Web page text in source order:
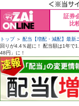
証券
比
トップ＞ 配当【増配・減配】最新
回りが4.4％超に！ 配当額は1年で
48円」に！